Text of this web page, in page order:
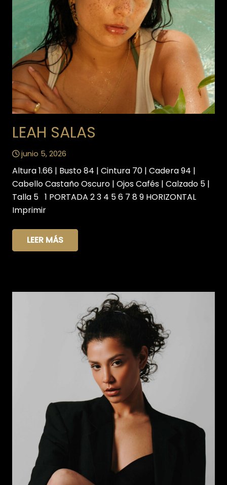
LEAH SALAS
junio 5, 2026
Altura 1.66 | Busto 84 | Cintura 70 | Cadera 94 |
Cabello Castaño Oscuro | Ojos Cafés | Calzado 5 |
Talla 5 1 PORTADA 2 3 4 5 6 7 8 9 HORIZONTAL
Imprimir
LEER MÁS